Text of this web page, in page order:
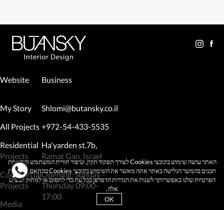
האתר עושה שימוש בקובצי Cookies לצורך תפקוד תקין, שיפור חוויית המשתמש והתאמת
תכנים בהמשך הגלישה באתר אתה מאשר את השימוש בקובצי Cookies בהתאם למדיניות
הפרטיות שלנו באפשרותך לשנות את הגדרות הדפדפן בכל עת כדי לחסום או למחוק קבצים
אלה.
OK
Website
My Story
All Projects
Residential
Projects
Commercial
Projects
Media
Business
Shlomi@butansky.co.il
+972-54-433-5535
Ha'yarden st.7b,
Ramat Gan, Israel
Opening: Sunday -
Thursday 09:00-
17:00